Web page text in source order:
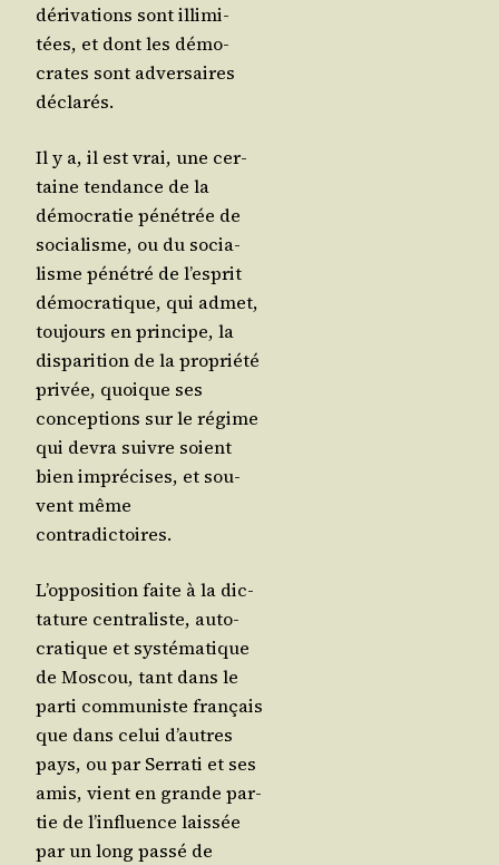
déri­va­tions sont illi­mi­
tées, et dont les démo­
crates sont adver­saires
déclarés.
Il y a, il est vrai, une cer­
taine ten­dance de la
démo­cra­tie péné­trée de
socia­lisme, ou du socia­
lisme péné­tré de l’es­prit
démo­cra­tique, qui admet,
tou­jours en prin­cipe, la
dis­pa­ri­tion de la pro­prié­té
pri­vée, quoique ses
concep­tions sur le régime
qui devra suivre soient
bien impré­cises, et sou­
vent même
contradictoires.
L’op­po­si­tion faite à la dic­
ta­ture cen­tra­liste, auto­
cra­tique et sys­té­ma­tique
de Mos­cou, tant dans le
par­ti com­mu­niste fran­çais
que dans celui d’autres
pays, ou par Ser­ra­ti et ses
amis, vient en grande par­
tie de l’in­fluence lais­sée
par un long pas­sé de